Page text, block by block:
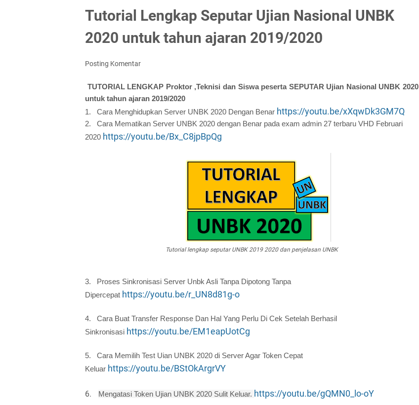
Tutorial Lengkap Seputar Ujian Nasional UNBK
2020 untuk tahun ajaran 2019/2020
Posting Komentar
TUTORIAL LENGKAP Proktor ,Teknisi dan Siswa peserta SEPUTAR Ujian Nasional UNBK 2020
untuk tahun ajaran 2019/2020
1.
Cara Menghidupkan Server UNBK 2020 Dengan Benar https://youtu.be/xXqwDk3GM7Q
2.
Cara Mematikan Server UNBK 2020 dengan Benar pada exam admin 27 terbaru VHD Februari
2020 https://youtu.be/Bx_C8jpBpQg
Tutorial lengkap seputar UNBK 2019 2020 dan penjelasan UNBK
3.
Proses Sinkronisasi Server Unbk Asli Tanpa Dipotong Tanpa
Dipercepat https://youtu.be/r_UN8d81g-o
4.
Cara Buat Transfer Response Dan Hal Yang Perlu Di Cek Setelah Berhasil
Sinkronisasi https://youtu.be/EM1eapUotCg
5.
Cara Memilih Test Uian UNBK 2020 di Server Agar Token Cepat
Keluar https://youtu.be/BStOkArgrVY
6. Mengatasi Token Ujian UNBK 2020 Sulit Keluar. https://youtu.be/gQMN0_lo-oY